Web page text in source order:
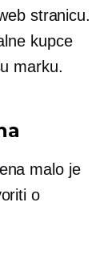
stranicu.
kupce
marku.
malo je
o